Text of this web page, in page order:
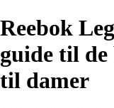
Reebok
guide til
til damer